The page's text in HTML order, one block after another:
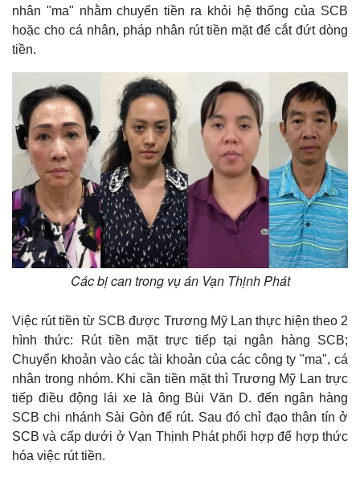
nhân "ma" nhằm chuyển tiền ra khỏi hệ thống của SCB
hoặc cho cá nhân, pháp nhân rút tiền mặt để cắt đứt dòng
tiền.
Các bị can trong vụ án Vạn Thịnh Phát
Việc rút tiền từ SCB được Trương Mỹ Lan thực hiện theo 2
hình thức: Rút tiền mặt trực tiếp tại ngân hàng SCB;
Chuyển khoản vào các tài khoản của các công ty "ma", cá
nhân trong nhóm. Khi cần tiền mặt thì Trương Mỹ Lan trực
tiếp điều động lái xe là ông Bùi Văn D. đến ngân hàng
SCB chi nhánh Sài Gòn để rút. Sau đó chỉ đạo thân tín ở
SCB và cấp dưới ở Vạn Thịnh Phát phối hợp để hợp thức
hóa việc rút tiền.